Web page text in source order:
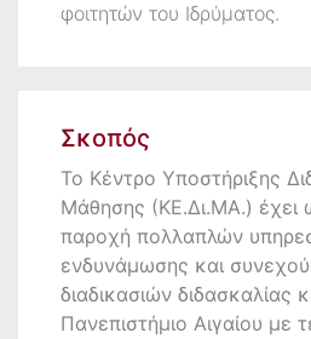
φοιτητών του Ιδρύματος.
Σκοπός
Το Κέντρο Υποστήριξης
Μάθησης (ΚΕ.Δι.ΜΑ.) έχει
παροχή πολλαπλών
ενδυνάμωσης και
διαδικασιών διδασκαλίας
Πανεπιστήμιο Αιγαίου με